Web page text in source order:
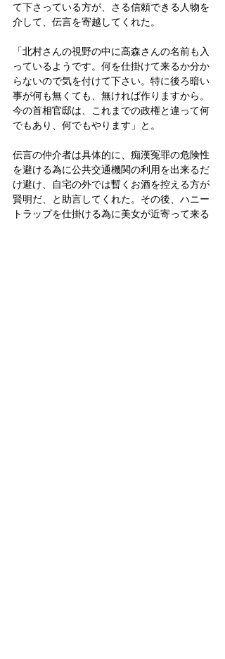
て下さっている方が、さる信頼できる人物を
介して、伝言を寄越してくれた。
「北村さんの視野の中に高森さんの名前も入
っているようです。何を仕掛けて来るか分か
らないので気を付けて下さい。特に後ろ暗い
事が何も無くても、無ければ作りますから。
今の首相官邸は、これまでの政権と違って何
でもあり、何でもやります」と。
伝言の仲介者は具体的に、痴漢冤罪の危険性
を避ける為に公共交通機関の利用を出来るだ
け避け、自宅の外では暫くお酒を控える方が
賢明だ、と助言してくれた。その後、ハニー
トラップを仕掛ける為に美女が近寄って来る